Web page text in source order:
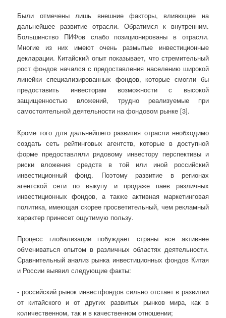
Были отмечены лишь внешние факторы, влияющие на
дальнейшее развитие отрасли. Обратимся к внутренним.
Большинство ПИФов слабо позиционированы в отрасли.
Многие из них имеют очень размытые инвестиционные
декларации. Китайский опыт показывает, что стремительный
рост фондов начался с предоставления населению широкой
линейки специализированных фондов, которые смогли бы
предоставить инвесторам возможности с высокой
защищенностью вложений, трудно реализуемые при
самостоятельной деятельности на фондовом рынке [3].
Кроме того для дальнейшего развития отрасли необходимо
создать сеть рейтинговых агентств, которые в доступной
форме предоставляли рядовому инвестору перспективы и
риски вложения средств в той или иной российский
инвестиционный фонд. Поэтому развитие в регионах
агентской сети по выкупу и продаже паев различных
инвестиционных фондов, a также активная маркетинговая
политика, имеющая скорее просветительный, чем рекламный
характер принесет ощутимую пользу.
Процесс глобализации побуждает страны все активнее
обмениваться опытом в различных областях деятельности.
Сравнительный анализ рынка инвестиционных фондов Китая
и России выявил следующие факты:
- российский рынок инвестфондов сильно отстает в развитии
от китайского и от других развитых рынков мира, как в
количественном, так и в качественном отношении;